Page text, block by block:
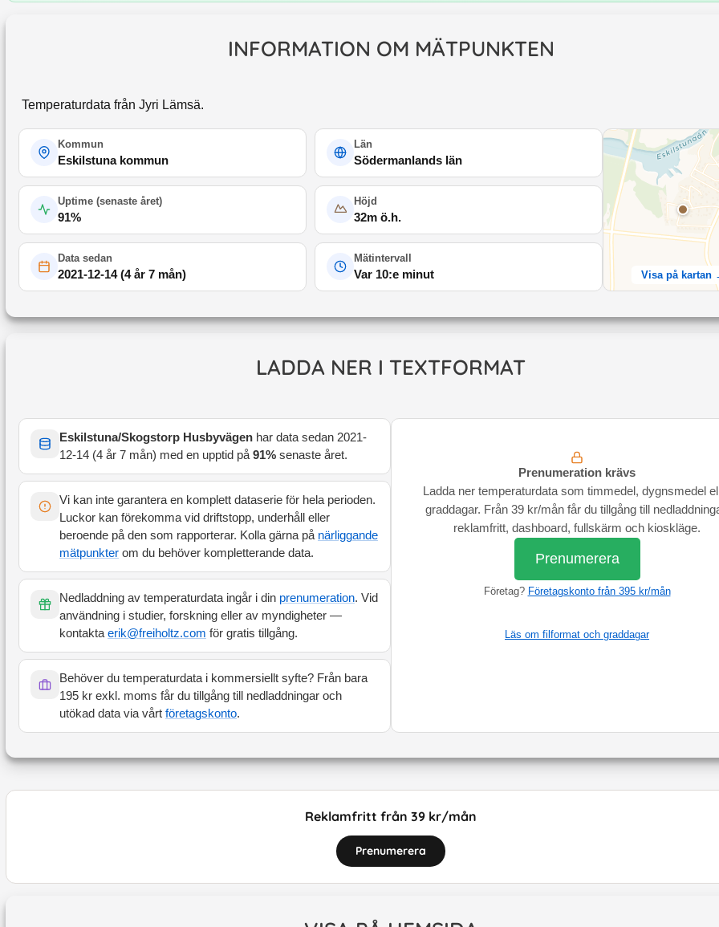
INFORMATION OM MÄTPUNKTEN
Temperaturdata från Jyri Lämsä.
Kommun
Eskilstuna kommun
Län
Södermanlands län
Uptime (senaste året)
91%
Höjd
32m ö.h.
Data sedan
2021-12-14(4 år 7 mån)
Mätintervall
Var 10:e minut Visa på kartan
LADDA NER I TEXTFORMAT
Eskilstuna/Skogstorp Husbyvägen har data sedan 2021-
12-14 (4 år 7 mån) med en upptid på 91% senaste året.
Vi kan inte garantera en komplett dataserie för hela perioden.
Luckor kan förekomma vid driftstopp, underhåll eller
beroende på den som rapporterar. Kolla gärna på närliggande
mätpunkter om du behöver kompletterande data.
Nedladdning av temperaturdata ingår i din prenumeration. Vid
användning i studier, forskning eller av myndigheter —
kontakta erik@freiholtz.com för gratis tillgång.
Behöver du temperaturdata i kommersiellt syfte? Från bara
195 kr exkl. moms får du tillgång till nedladdningar och
utökad data via vårt företagskonto.
Prenumeration krävs
Ladda ner temperaturdata som timmedel, dygnsmedel
graddagar. Från 39 kr/mån får du tillgång till
reklamfritt, dashboard, fullskärm och kioskläge.
Prenumerera
Företag? Företagskonto från 395 kr/mån
Läs om filformat och graddagar
Reklamfritt från 39 kr/mån
Prenumerera